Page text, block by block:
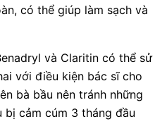
có thể giúp làm sạch và
và Claritin có thể sử
với điều kiện bác sĩ cho
bà bầu nên tránh những
bị cảm cúm 3 tháng đầu